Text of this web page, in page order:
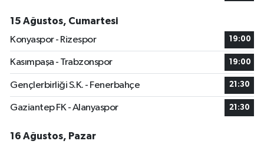
15 Ağustos, Cumartesi
Konyaspor - Rizespor
19:00
Kasımpaşa - Trabzonspor 19:00
Gençlerbirliği S.K. - Fenerbahçe 21:30
Gaziantep FK - Alanyaspor 21:30
16 Ağustos, Pazar